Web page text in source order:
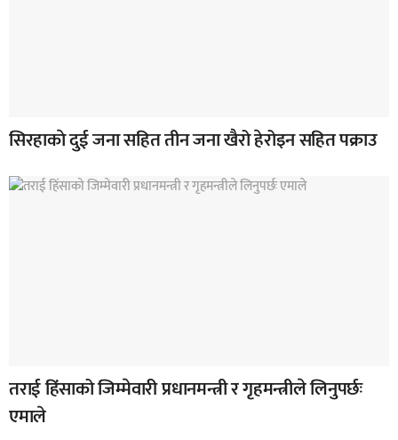
सिरहाकाे दुई जना सहित तीन जना खैरो हेरोइन सहित पक्राउ
तराई हिंसाको जिम्मेवारी प्रधानमन्त्री र गृहमन्त्रीले लिनुपर्छः
एमाले